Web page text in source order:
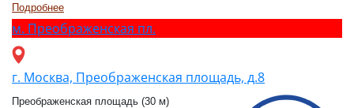
Подробнее
м. Преображенская пл.
г. Москва, Преображенская площадь, д.8
Преображенская площадь (30 м)